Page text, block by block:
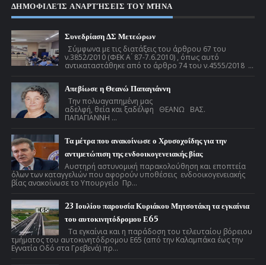
ΔΗΜΟΦΙΛΕΊΣ ΑΝΑΡΤΉΣΕΙΣ ΤΟΥ ΜΉΝΑ
Συνεδρίαση ΔΣ Μετεώρων
Σύμφωνα με τις διατάξεις του άρθρου 67 του
ν.3852/2010 (ΦΕΚ Α ́ 87-7.6.2010) , όπως αυτό
αντικαταστάθηκε από το άρθρο 74 του ν.4555/2018 ...
Απεβίωσε η Θεανώ Παπαγιάννη
Την πολυαγαπημένη μας
αδελφή, θεία και ξαδέλφη ΘΕΑΝΩ ΒΑΣ.
ΠΑΠΑΓΙΑΝΝΗ ...
Τα μέτρα που ανακοίνωσε ο Χρυσοχοΐδης για την
αντιμετώπιση της ενδοοικογενειακής βίας
Αυστηρή αστυνομική παρακολούθηση και εποπτεία
όλων των καταγγελιών που αφορούν υποθέσεις ενδοοικογενειακής
βίας ανακοίνωσε το Υπουργείο Πρ...
23 Ιουλίου παρουσία Κυριάκου Μητσοτάκη τα εγκαίνια
του αυτοκινητόδρομου Ε65
Τα εγκαίνια και η παράδοση του τελευταίου βόρειου
τμήματος του αυτοκινητόδρομου Ε65 (από την Καλαμπάκα έως την
Εγνατία Οδό στα Γρεβενά) πρ...